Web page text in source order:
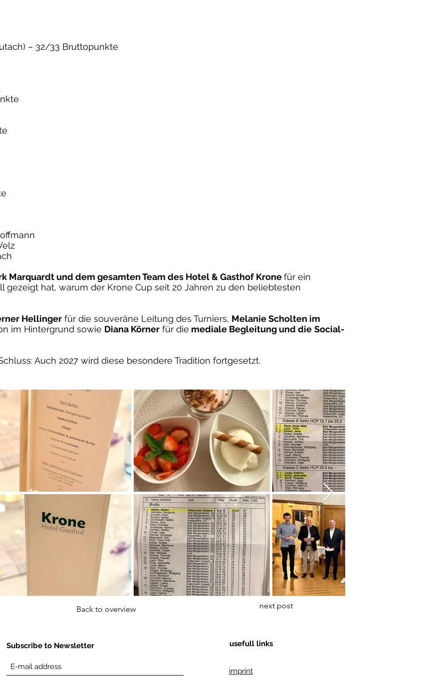
– 32/33 Bruttopunkte
Marquardt und dem gesamten Team des Hotel & Gasthof Kronefür ein
gezeigt hat, warum der Krone Cup seit 20 Jahren zu den beliebtesten
Hellinger für die souveräne Leitung des Turniers, Melanie Scholten im
im Hintergrund sowie Diana Körner für die mediale Begleitung und die Social-
Auch 2027 wird diese besondere Tradition fortgesetzt.
Back to overview next post
Subscribe to Newsletter usefull links
imprint